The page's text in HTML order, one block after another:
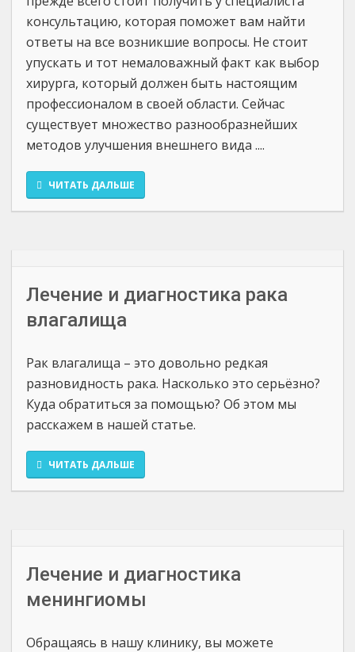
консультацию, которая поможет вам найти
ответы на все возникшие вопросы. Не стоит
упускать и тот немаловажный факт как выбор
хирурга, который должен быть настоящим
профессионалом в своей области. Сейчас
существует множество разнообразнейших
методов улучшения внешнего вида ....
ЧИТАТЬ ДАЛЬШЕ
Лечение и диагностика рака
влагалища
Рак влагалища – это довольно редкая
разновидность рака. Насколько это серьёзно?
Куда обратиться за помощью? Об этом мы
расскажем в нашей статье.
ЧИТАТЬ ДАЛЬШЕ
Лечение и диагностика
менингиомы
Обращаясь в нашу клинику, вы можете